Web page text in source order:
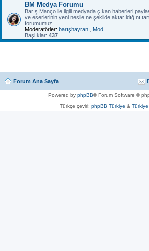
BM Medya Forumu
Barış Manço ile ilgili medyada çıkan haberleri
ve eserlerinin yeni nesile ne şekilde aktarıldığını
forumumuz.
Moderatörler: barışhayranı
Mod
Başlıklar: 437
Forum Ana Sayfa
Powered by phpBB® Forum Software ©
Türkçe çeviri: phpBB Türkiye &